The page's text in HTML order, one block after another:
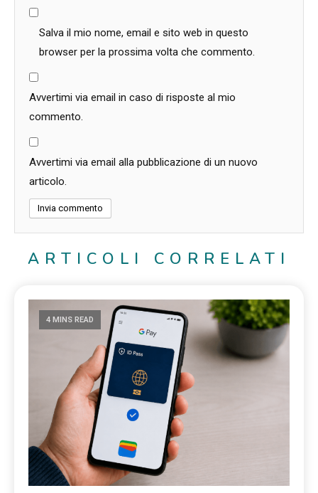
Salva il mio nome, email e sito web in questo
browser per la prossima volta che commento.
Avvertimi via email in caso di risposte al mio
commento.
Avvertimi via email alla pubblicazione di un nuovo
articolo.
ARTICOLI CORRELATI
4 MINS READ